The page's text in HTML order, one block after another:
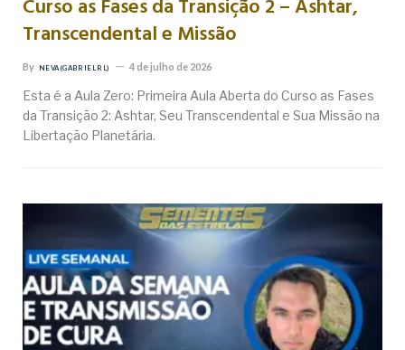
Curso as Fases da Transição 2 – Ashtar,
Transcendental e Missão
By NEVA (GABRIEL RL) 4 de julho de 2026
Esta é a Aula Zero: Primeira Aula Aberta do Curso as Fases
da Transição 2: Ashtar, Seu Transcendental e Sua Missão na
Libertação Planetária.